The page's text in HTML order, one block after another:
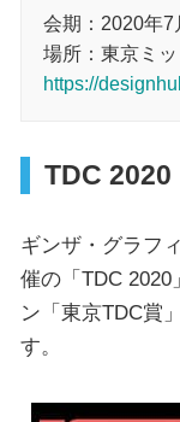
会期：2020年7
場所：東京ミ
https://
TDC 2020
ギンザ・グラフ
催の「TDC 2020
ン「東京TDC賞
す。